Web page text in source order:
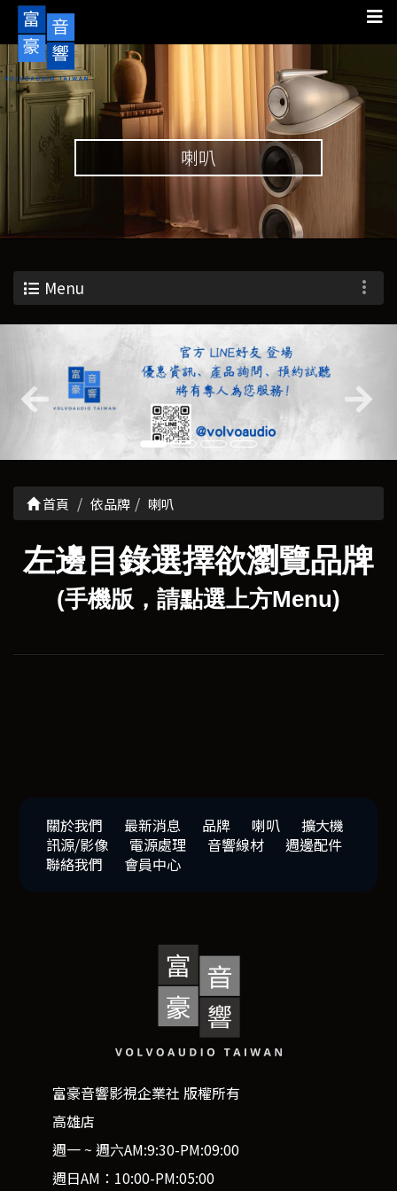
喇叭
Menu
首頁 依品牌 喇叭
左邊目錄選擇欲瀏覽品牌
(手機版，請點選上方Menu)
關於我們 最新消息 品牌 喇叭
擴大機
訊源/影像
電源處理 音響線材
週邊配件
聯絡我們
會員中心
富豪音響影視企業社 版權所有
高雄店
週一 ~ 週六AM:9:30-PM:09:00
週日AM：10:00-PM:05:00